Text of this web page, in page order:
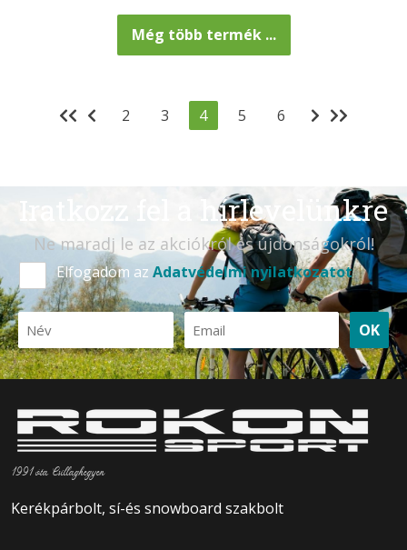
Még több termék ...
2 3 4 5 6
Iratkozz fel a hírlevelünkre
Ne maradj le az akciókról és újdonságokról!
Elfogadom az Adatvédelmi nyilatkozatot
OK
1991 óta Csillaghegyen
Kerékpárbolt, sí-és snowboard szakbolt